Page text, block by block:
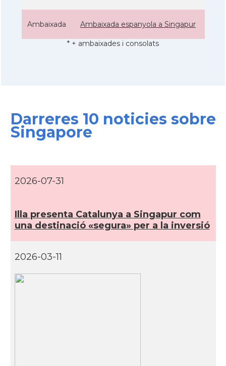
Ambaixada Ambaixada espanyola a Singapur
* + ambaixades i consolats
Darreres 10 noticies sobre
Singapore
2026-07-31
Illa presenta Catalunya a Singapur com
una destinació «segura» per a la inversió
2026-03-11